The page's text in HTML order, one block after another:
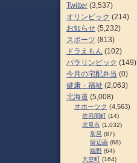
Twitter (3,537)
オリンピック (214)
お知らせ (5,232)
スポーツ (813)
ドラえもん (102)
パラリンピック (149)
今月の宅配弁当 (0)
健康・福祉 (2,063)
北海道 (5,008)
オホーツク (4,563)
佐呂間町 (14)
北見市 (1,032)
常呂 (87)
留辺蘂 (68)
端野 (64)
大空町 (164)